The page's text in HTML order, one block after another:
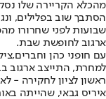
מהכלא הקריירה שלו
הסתבך שוב בפלילים,
שבועות לפני שחרורו
ארגוב לחופשת שבת.
עם חופני כהן
למחרת, התייצב ארגוב
ראשון לציון לחקירה -